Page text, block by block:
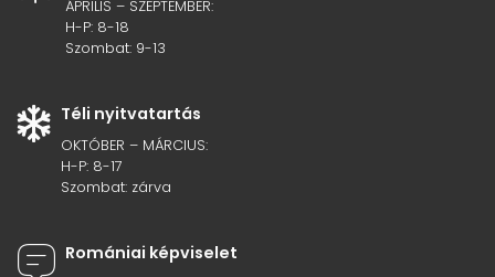
ÁPRILIS – SZEPTEMBER:
H-P: 8-18
Szombat: 9-13
Téli nyitvatartás
OKTÓBER – MÁRCIUS:
H-P: 8-17
Szombat: zárva
Romániai képviselet